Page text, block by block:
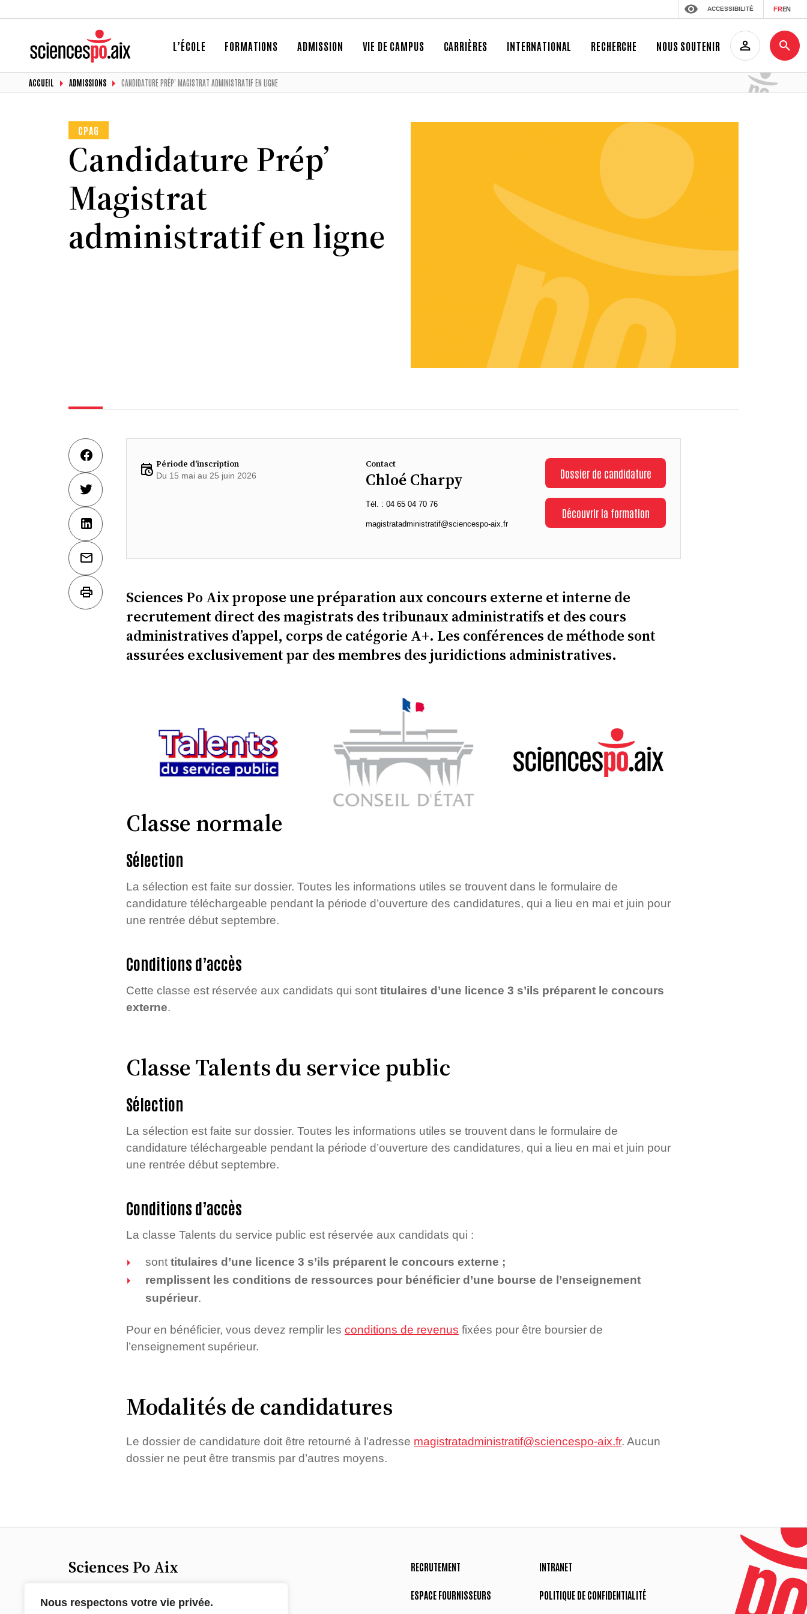
Nous respectons votre vie privée.
ACCESSIBILITÉ FREN
L’ÉCOLE FORMATIONS ADMISSION VIE DE CAMPUS CARRIÈRES INTERNATIONAL RECHERCHE NOUS SOUTENIR
ACCUEIL ADMISSIONS CANDIDATURE PRÉP’ MAGISTRAT ADMINISTRATIF EN LIGNE
CPAG
Candidature Prép’
Magistrat
administratif en ligne
Période d'inscription
Du 15 mai au 25 juin 2026
Contact
Chloé Charpy
Tél. : 04 65 04 70 76
magistratadministratif@sciencespo-aix.fr
Dossier de candidature
Découvrir la formation
Sciences Po Aix propose une préparation aux concours externe et interne de
recrutement direct des magistrats des tribunaux administratifs et des cours
administratives d’appel, corps de catégorie A+. Les conférences de méthode sont
assurées exclusivement par des membres des juridictions administratives.
Classe normale
Sélection
La sélection est faite sur dossier. Toutes les informations utiles se trouvent dans le formulaire de
candidature téléchargeable pendant la période d’ouverture des candidatures, qui a lieu en mai et juin pour
une rentrée début septembre.
Conditions d’accès
Cette classe est réservée aux candidats qui sont titulaires d’une licence 3 s’ils préparent le concours
externe.
Classe Talents du service public
Sélection
La sélection est faite sur dossier. Toutes les informations utiles se trouvent dans le formulaire de
candidature téléchargeable pendant la période d’ouverture des candidatures, qui a lieu en mai et juin pour
une rentrée début septembre.
Conditions d’accès
La classe Talents du service public est réservée aux candidats qui :
sont titulaires d’une licence 3 s’ils préparent le concours externe ;
remplissent les conditions de ressources pour bénéficier d’une bourse de l’enseignement
supérieur.
Pour en bénéficier, vous devez remplir les conditions de revenus fixées pour être boursier de
l’enseignement supérieur.
Modalités de candidatures
Le dossier de candidature doit être retourné à l’adresse magistratadministratif@sciencespo-aix.fr. Aucun
dossier ne peut être transmis par d’autres moyens.
Sciences Po Aix
13100 Aix-en-Provence
RECRUTEMENT
ESPACE FOURNISSEURS
INTRANET
POLITIQUE DE CONFIDENTIALITÉ